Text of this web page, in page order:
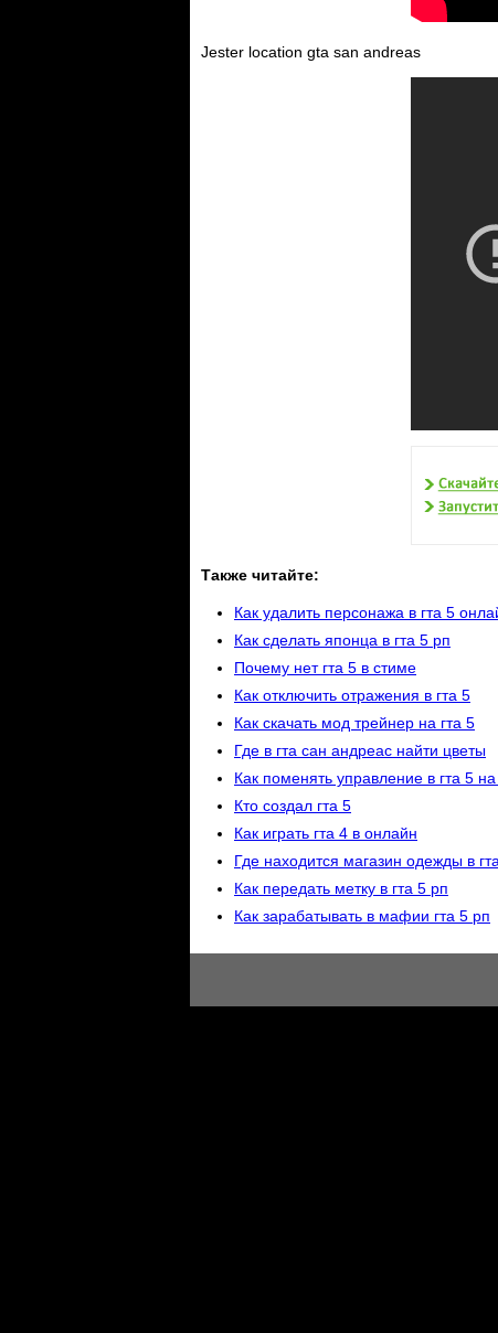
Jester location gta san andreas
Также читайте:
Как удалить персонажа в гта 5
Как сделать японца в гта 5 рп
Почему нет гта 5 в стиме
Как отключить отражения в гта 5
Как скачать мод трейнер на гта 5
Где в гта сан андреас найти цветы
Как поменять управление в гта 5
Кто создал гта 5
Как играть гта 4 в онлайн
Где находится магазин одежды в
Как передать метку в гта 5 рп
Как зарабатывать в мафии гта 5 рп